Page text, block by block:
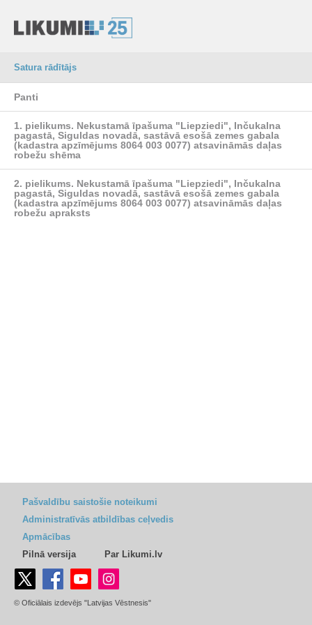
Satura rādītājs
Panti
1. pielikums. Nekustamā īpašuma "Liepziedi", Inčukalna
pagastā, Siguldas novadā, sastāvā esošā zemes gabala
(kadastra apzīmējums 8064 003 0077) atsavināmās daļas
robežu shēma
2. pielikums. Nekustamā īpašuma "Liepziedi", Inčukalna
pagastā, Siguldas novadā, sastāvā esošā zemes gabala
(kadastra apzīmējums 8064 003 0077) atsavināmās daļas
robežu apraksts
Pašvaldību saistošie noteikumi
Administratīvās atbildības ceļvedis
Apmācības
Pilnā versija
Par Likumi.lv
© Oficiālais izdevējs "Latvijas Vēstnesis"